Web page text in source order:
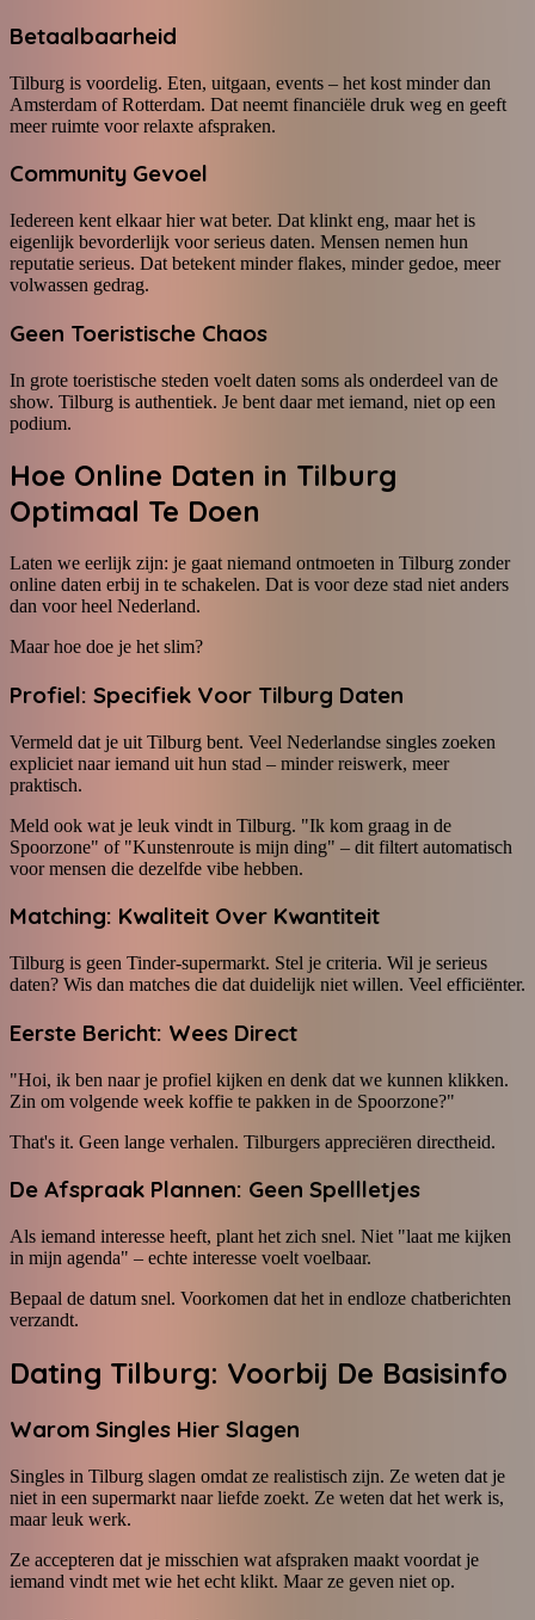
Betaalbaarheid
Tilburg is voordelig. Eten, uitgaan, events – het kost minder dan
Amsterdam of Rotterdam. Dat neemt financiële druk weg en geeft
meer ruimte voor relaxte afspraken.
Community Gevoel
Iedereen kent elkaar hier wat beter. Dat klinkt eng, maar het is
eigenlijk bevorderlijk voor serieus daten. Mensen nemen hun
reputatie serieus. Dat betekent minder flakes, minder gedoe, meer
volwassen gedrag.
Geen Toeristische Chaos
In grote toeristische steden voelt daten soms als onderdeel van de
show. Tilburg is authentiek. Je bent daar met iemand, niet op een
podium.
Hoe Online Daten in Tilburg
Optimaal Te Doen
Laten we eerlijk zijn: je gaat niemand ontmoeten in Tilburg zonder
online daten erbij in te schakelen. Dat is voor deze stad niet anders
dan voor heel Nederland.
Maar hoe doe je het slim?
Profiel: Specifiek Voor Tilburg Daten
Vermeld dat je uit Tilburg bent. Veel Nederlandse singles zoeken
expliciet naar iemand uit hun stad – minder reiswerk, meer
praktisch.
Meld ook wat je leuk vindt in Tilburg. "Ik kom graag in de
Spoorzone" of "Kunstenroute is mijn ding" – dit filtert automatisch
voor mensen die dezelfde vibe hebben.
Matching: Kwaliteit Over Kwantiteit
Tilburg is geen Tinder-supermarkt. Stel je criteria. Wil je serieus
daten? Wis dan matches die dat duidelijk niet willen. Veel efficiënter.
Eerste Bericht: Wees Direct
"Hoi, ik ben naar je profiel kijken en denk dat we kunnen klikken.
Zin om volgende week koffie te pakken in de Spoorzone?"
That's it. Geen lange verhalen. Tilburgers appreciëren directheid.
De Afspraak Plannen: Geen Spellletjes
Als iemand interesse heeft, plant het zich snel. Niet "laat me kijken
in mijn agenda" – echte interesse voelt voelbaar.
Bepaal de datum snel. Voorkomen dat het in endloze chatberichten
verzandt.
Dating Tilburg: Voorbij De Basisinfo
Warom Singles Hier Slagen
Singles in Tilburg slagen omdat ze realistisch zijn. Ze weten dat je
niet in een supermarkt naar liefde zoekt. Ze weten dat het werk is,
maar leuk werk.
Ze accepteren dat je misschien wat afspraken maakt voordat je
iemand vindt met wie het echt klikt. Maar ze geven niet op.